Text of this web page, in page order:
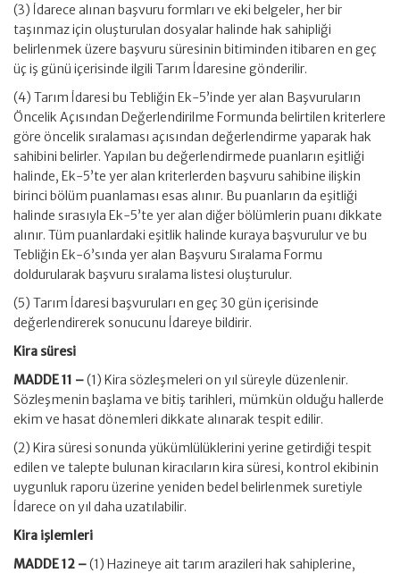
(3) İdarece alınan başvuru formları ve eki belgeler, her bir
taşınmaz için oluşturulan dosyalar halinde hak sahipliği
belirlenmek üzere başvuru süresinin bitiminden itibaren en geç
üç iş günü içerisinde ilgili Tarım İdaresine gönderilir.
(4) Tarım İdaresi bu Tebliğin Ek-5’inde yer alan Başvuruların
Öncelik Açısından Değerlendirilme Formunda belirtilen kriterlere
göre öncelik sıralaması açısından değerlendirme yaparak hak
sahibini belirler. Yapılan bu değerlendirmede puanların eşitliği
halinde, Ek-5’te yer alan kriterlerden başvuru sahibine ilişkin
birinci bölüm puanlaması esas alınır. Bu puanların da eşitliği
halinde sırasıyla Ek-5’te yer alan diğer bölümlerin puanı dikkate
alınır. Tüm puanlardaki eşitlik halinde kuraya başvurulur ve bu
Tebliğin Ek-6’sında yer alan Başvuru Sıralama Formu
doldurularak başvuru sıralama listesi oluşturulur.
(5) Tarım İdaresi başvuruları en geç 30 gün içerisinde
değerlendirerek sonucunu İdareye bildirir.
Kira süresi
MADDE 11 –(1) Kira sözleşmeleri on yıl süreyle düzenlenir.
Sözleşmenin başlama ve bitiş tarihleri, mümkün olduğu hallerde
ekim ve hasat dönemleri dikkate alınarak tespit edilir.
(2) Kira süresi sonunda yükümlülüklerini yerine getirdiği tespit
edilen ve talepte bulunan kiracıların kira süresi, kontrol ekibinin
uygunluk raporu üzerine yeniden bedel belirlenmek suretiyle
İdarece on yıl daha uzatılabilir.
Kira işlemleri
MADDE 12 –(1) Hazineye ait tarım arazileri hak sahiplerine,